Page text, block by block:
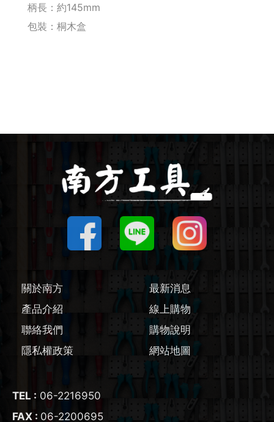
WORX 威克士
圓鋸機 / 配件
線鋸機 / 軍刀鋸
電鉋 / 配件
鎚鑽 / 配件
輔助工具/配件
柄長：約145mm
包裝：桐木盒
關於南方
最新消息
產品介紹
線上購物
聯絡我們
購物說明
隱私權政策
網站地圖
TEL : 06-2216950
FAX : 06-2200695